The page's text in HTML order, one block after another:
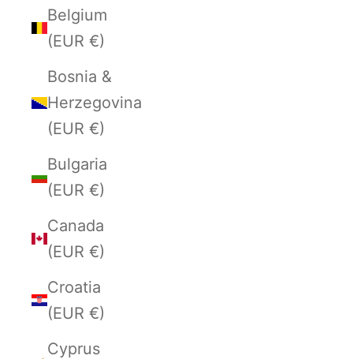
Belgium
(EUR €)
Bosnia &
Herzegovina
(EUR €)
Bulgaria
(EUR €)
Canada
(EUR €)
Croatia
(EUR €)
Cyprus